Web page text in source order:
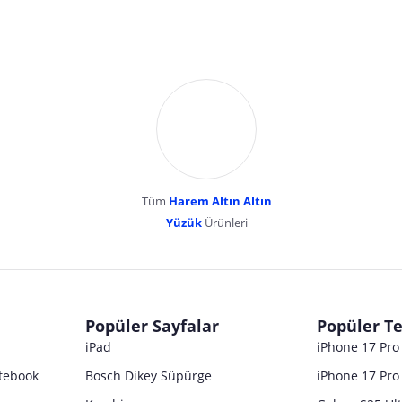
YENİBOSNA MERKEZ MAH LADİN SOK
Tüm Harem Altın Altın
YüzükÜrünleri
Popüler Sayfalar
iPad
Bosch Dikey Süpürge
Popüler
iPhone 17
iPhone 17 Pro